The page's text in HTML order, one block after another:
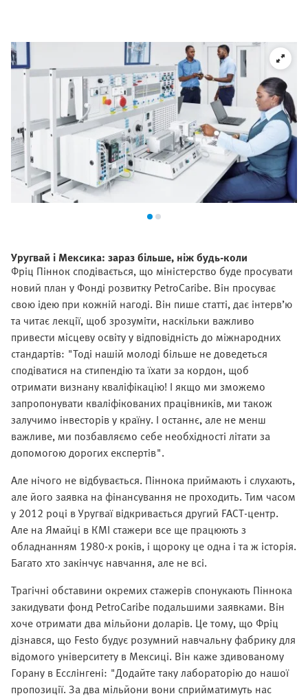
Уругвай і Мексика: зараз більше, ніж будь-коли
Фріц Піннок сподівається, що міністерство буде просувати
новий план у Фонді розвитку PetroCaribe. Він просуває
свою ідею при кожній нагоді. Він пише статті, дає інтерв’ю
та читає лекції, щоб зрозуміти, наскільки важливо
привести місцеву освіту у відповідність до міжнародних
стандартів: "Тоді нашій молоді більше не доведеться
сподіватися на стипендію та їхати за кордон, щоб
отримати визнану кваліфікацію! І якщо ми зможемо
запропонувати кваліфікованих працівників, ми також
залучимо інвесторів у країну. І останнє, але не менш
важливе, ми позбавляємо себе необхідності літати за
допомогою дорогих експертів".
Але нічого не відбувається. Піннока приймають і слухають,
але його заявка на фінансування не проходить. Тим часом
у 2012 році в Уругваї відкривається другий FACT-центр.
Але на Ямайці в КMI стажери все ще працюють з
обладнанням 1980-х років, і щороку це одна і та ж історія.
Багато хто закінчує навчання, але не всі.
Трагічні обставини окремих стажерів спонукають Піннока
закидувати фонд PetroCaribe подальшими заявками. Він
хоче отримати два мільйони доларів. Це тому, що Фріц
дізнався, що Festo будує розумний навчальну фабрику для
відомого університету в Мексиці. Він каже здивованому
Горану в Есслінгені: "Додайте таку лабораторію до нашої
пропозиції. За два мільйони вони сприйматимуть нас